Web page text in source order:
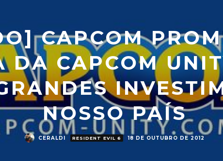
CAPCOM
DA CAPCOM
NOSSO PAÍS
CERALDI RESIDENT EVIL 6 18 DE OUTUBRO DE 2012